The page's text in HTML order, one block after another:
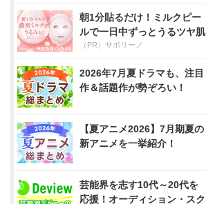
朝1分貼るだけ！ミルクピー
ルで一日中ずっとうるツヤ肌
（PR）サボリーノ
2026年7月夏ドラマも、注目
作＆話題作が勢ぞろい！
【夏アニメ2026】7月期夏の
新アニメを一挙紹介！
芸能界を志す10代～20代を
応援！オーディション・スク